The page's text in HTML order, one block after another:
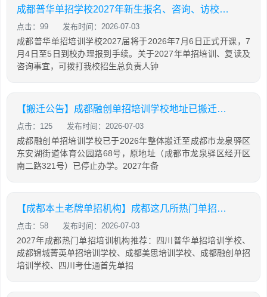
成都普华单招学校2027年新生报名、咨询、访校、预约试课联系总负责人钟主任
点击：99 发布时间：2026-07-03
成都普华单招培训学校2027届将于2026年7月6日正式开课，7
月4日至5日到校办理报到手续。关于2027年单招培训、复读及
咨询事宜，可拨打我校招生总负责人钟
【搬迁公告】成都融创单招培训学校地址已搬迁！附新校区地址及官方负责人电话
点击：125 发布时间：2026-07-03
成都融创单招培训学校已于2026年整体搬迁至成都市龙泉驿区
东安湖街道体育公园路68号，原地址（成都市龙泉驿区经开区
南二路321号）已停止办学。2027年备
【成都本土老牌单招机构】成都这几所热门单招培训机构火热招生中
点击：58 发布时间：2026-07-03
2027年成都热门单招培训机构推荐：四川普华单招培训学校、
成都锦城菁英单招培训学校、成都美思培训学校、成都融创单招
培训学校、四川考仕通首先单招